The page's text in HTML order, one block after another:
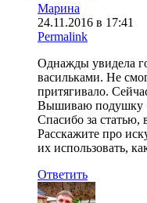
Марина
24.11.2016 в 17:41
Permalink
Однажды увидела
васильками. Не
притягивало.
Вышиваю подушку
Спасибо за статью,
Расскажите про
их использовать,
Ответить